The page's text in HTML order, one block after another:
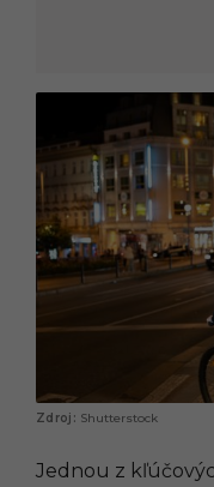
Shutterstock
Jednou z